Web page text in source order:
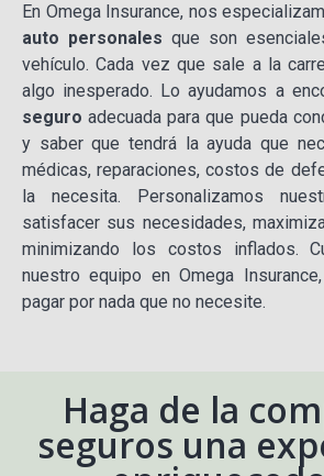
En Omega Insurance, nos
auto personales que son
vehículo. Cada vez que sale a la
algo inesperado. Lo ayudamos a
seguro adecuada para que pueda
y saber que tendrá la ayuda que
médicas, reparaciones, costos de
la necesita. Personalizamos
satisfacer sus necesidades,
minimizando los costos inflados.
nuestro equipo en Omega
pagar por nada que no necesite.
Haga de la
seguros una